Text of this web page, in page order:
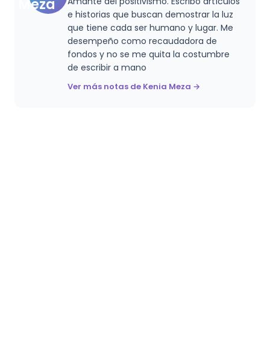
e historias que buscan demostrar la luz
que tiene cada ser humano y lugar. Me
desempeño como recaudadora de
fondos y no se me quita la costumbre
de escribir a mano
Ver más notas de Kenia Meza →